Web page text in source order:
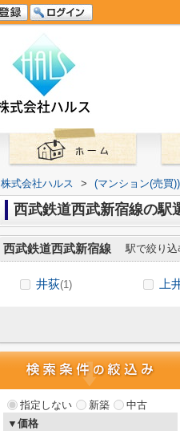
株式会社ハルス > (マンション(売買
西武鉄道西武新宿線の駅
西武鉄道西武新宿線 駅で絞り込
井荻(1) 上
指定しない 新築
中古
▼価格